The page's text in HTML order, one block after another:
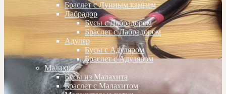
Браслет с Лунным камнем
Лабрадор
Бусы с Лабрадором
Браслет с Лабрадором
Адуляр
Бусы с Адуляром
Браслет с Адуляром
Малахит
Бусы из Малахита
Браслет с Малахитом